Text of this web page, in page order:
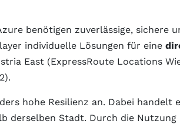
benötigen zuverlässige, sichere
individuelle Lösungen für eine
East (ExpressRoute Locations
hohe Resilienz an. Dabei handelt
derselben Stadt. Durch die